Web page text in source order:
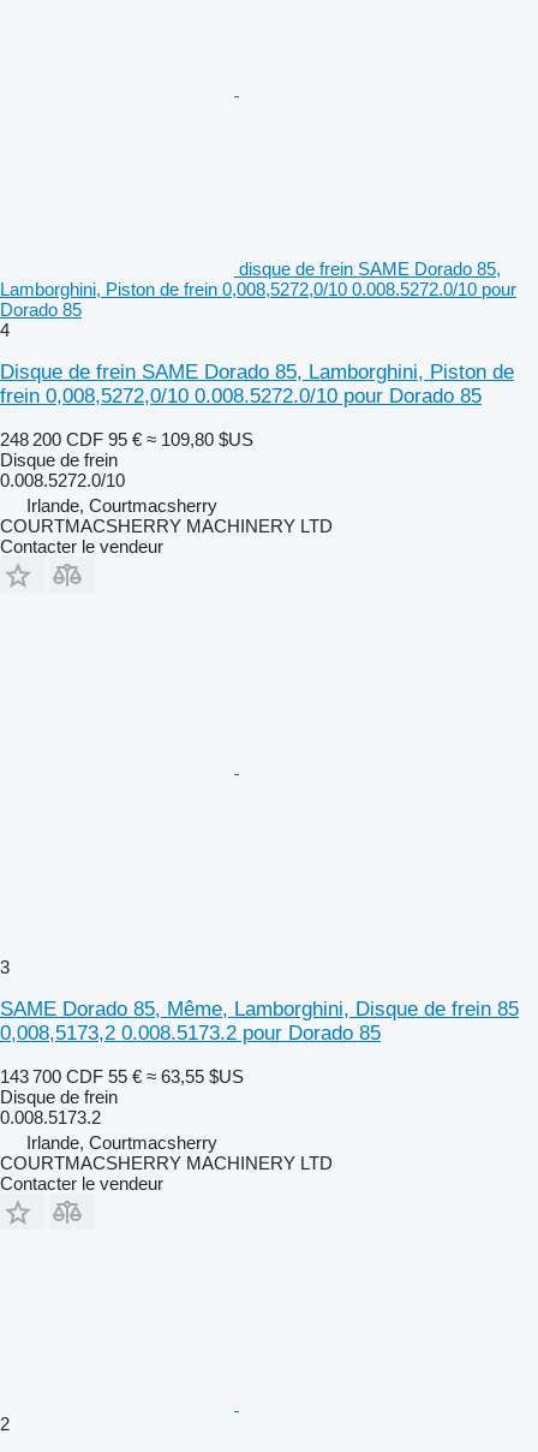
disque de frein SAME Dorado 85,
Lamborghini, Piston de frein 0,008,5272,0/10 0.008.5272.0/10 pour
Dorado 85
4
Disque de frein SAME Dorado 85, Lamborghini, Piston de
frein 0,008,5272,0/10 0.008.5272.0/10 pour Dorado 85
248 200 CDF 95 € ≈ 109,80 $US
Disque de frein
0.008.5272.0/10
Irlande, Courtmacsherry
COURTMACSHERRY MACHINERY LTD
Contacter le vendeur
3
SAME Dorado 85, Même, Lamborghini, Disque de frein 85
0,008,5173,2 0.008.5173.2 pour Dorado 85
143 700 CDF 55 € ≈ 63,55 $US
Disque de frein
0.008.5173.2
Irlande, Courtmacsherry
COURTMACSHERRY MACHINERY LTD
Contacter le vendeur
2